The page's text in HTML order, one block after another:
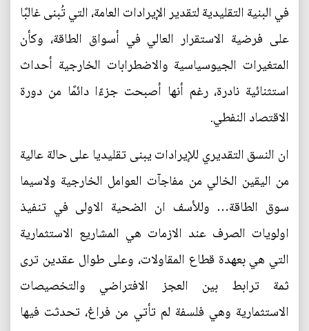
في البنية التقليدية لتقدير الإيرادات العامة، التي تُبنى غالبًا
على فرضية الاستقرار العالي في أسواق الطاقة، وكأن
المتغيرات الجيوسياسية والاضطرابات الخارجية أحداث
استثنائية نادرة، رغم أنها أصبحت جزءًا دائمًا من دورة
الاقتصاد النفطي.
ان النسق التقديري للإيرادات يبنى تقليديا على حالة عالية
من اليقين الخالي من مفاجآت العوامل الخارجية ولاسيما
سوق الطاقة… وللأسف ان الضحية الاولى في تنفيذ
اولويات الصرف عند الازمات هي المشاريع الاستثمارية
التي هي بعهدة قطاع المقاولات، وعلى طوال عقدين ترى
ثمة ترابط بين العجز الافتراضي والتخصيصات
الاستثمارية وهي فلسفة لم تأتي من فراغ، تحدثت فيها